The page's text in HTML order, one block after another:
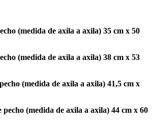
(medida de axila a axila) 35 cm x 50
(medida de axila a axila) 38 cm x 53
(medida de axila a axila) 41,5 cm x
pecho (medida de axila a axila) 44 cm x 60